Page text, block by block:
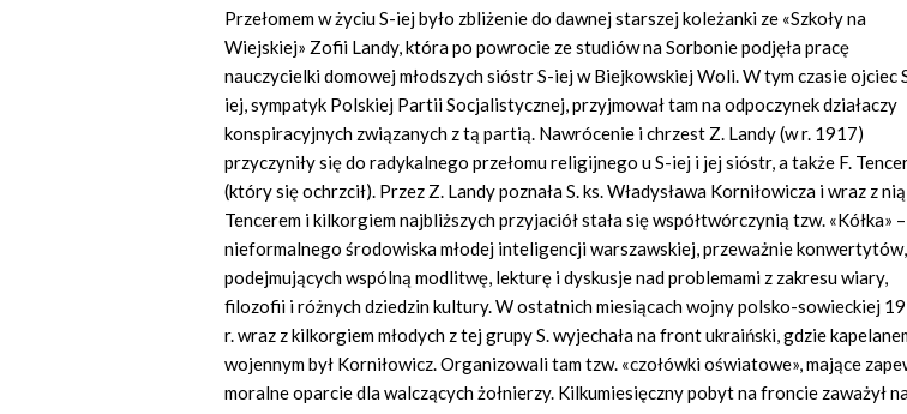
Przełomem w życiu S-iej było zbliżenie do dawnej starszej koleżanki ze «Szkoły na
Wiejskiej» Zofii Landy, która po powrocie ze studiów na Sorbonie podjęła pracę
nauczycielki domowej młodszych sióstr S-iej w Biejkowskiej Woli. W tym czasie ojciec
iej, sympatyk Polskiej Partii Socjalistycznej, przyjmował tam na odpoczynek działaczy
konspiracyjnych związanych z tą partią. Nawrócenie i chrzest Z. Landy (w r. 1917)
przyczyniły się do radykalnego przełomu religijnego u S-iej i jej sióstr, a także F.
(który się ochrzcił). Przez Z. Landy poznała S. ks. Władysława Korniłowicza i wraz z
Tencerem i kilkorgiem najbliższych przyjaciół stała się współtwórczynią tzw. «Kółka» –
nieformalnego środowiska młodej inteligencji warszawskiej, przeważnie konwertytów,
podejmujących wspólną modlitwę, lekturę i dyskusje nad problemami z zakresu wiary,
filozofii i różnych dziedzin kultury. W ostatnich miesiącach wojny polsko-sowieckiej
r. wraz z kilkorgiem młodych z tej grupy S. wyjechała na front ukraiński, gdzie
wojennym był Korniłowicz. Organizowali tam tzw. «czołówki oświatowe», mające
moralne oparcie dla walczących żołnierzy. Kilkumiesięczny pobyt na froncie zaważył